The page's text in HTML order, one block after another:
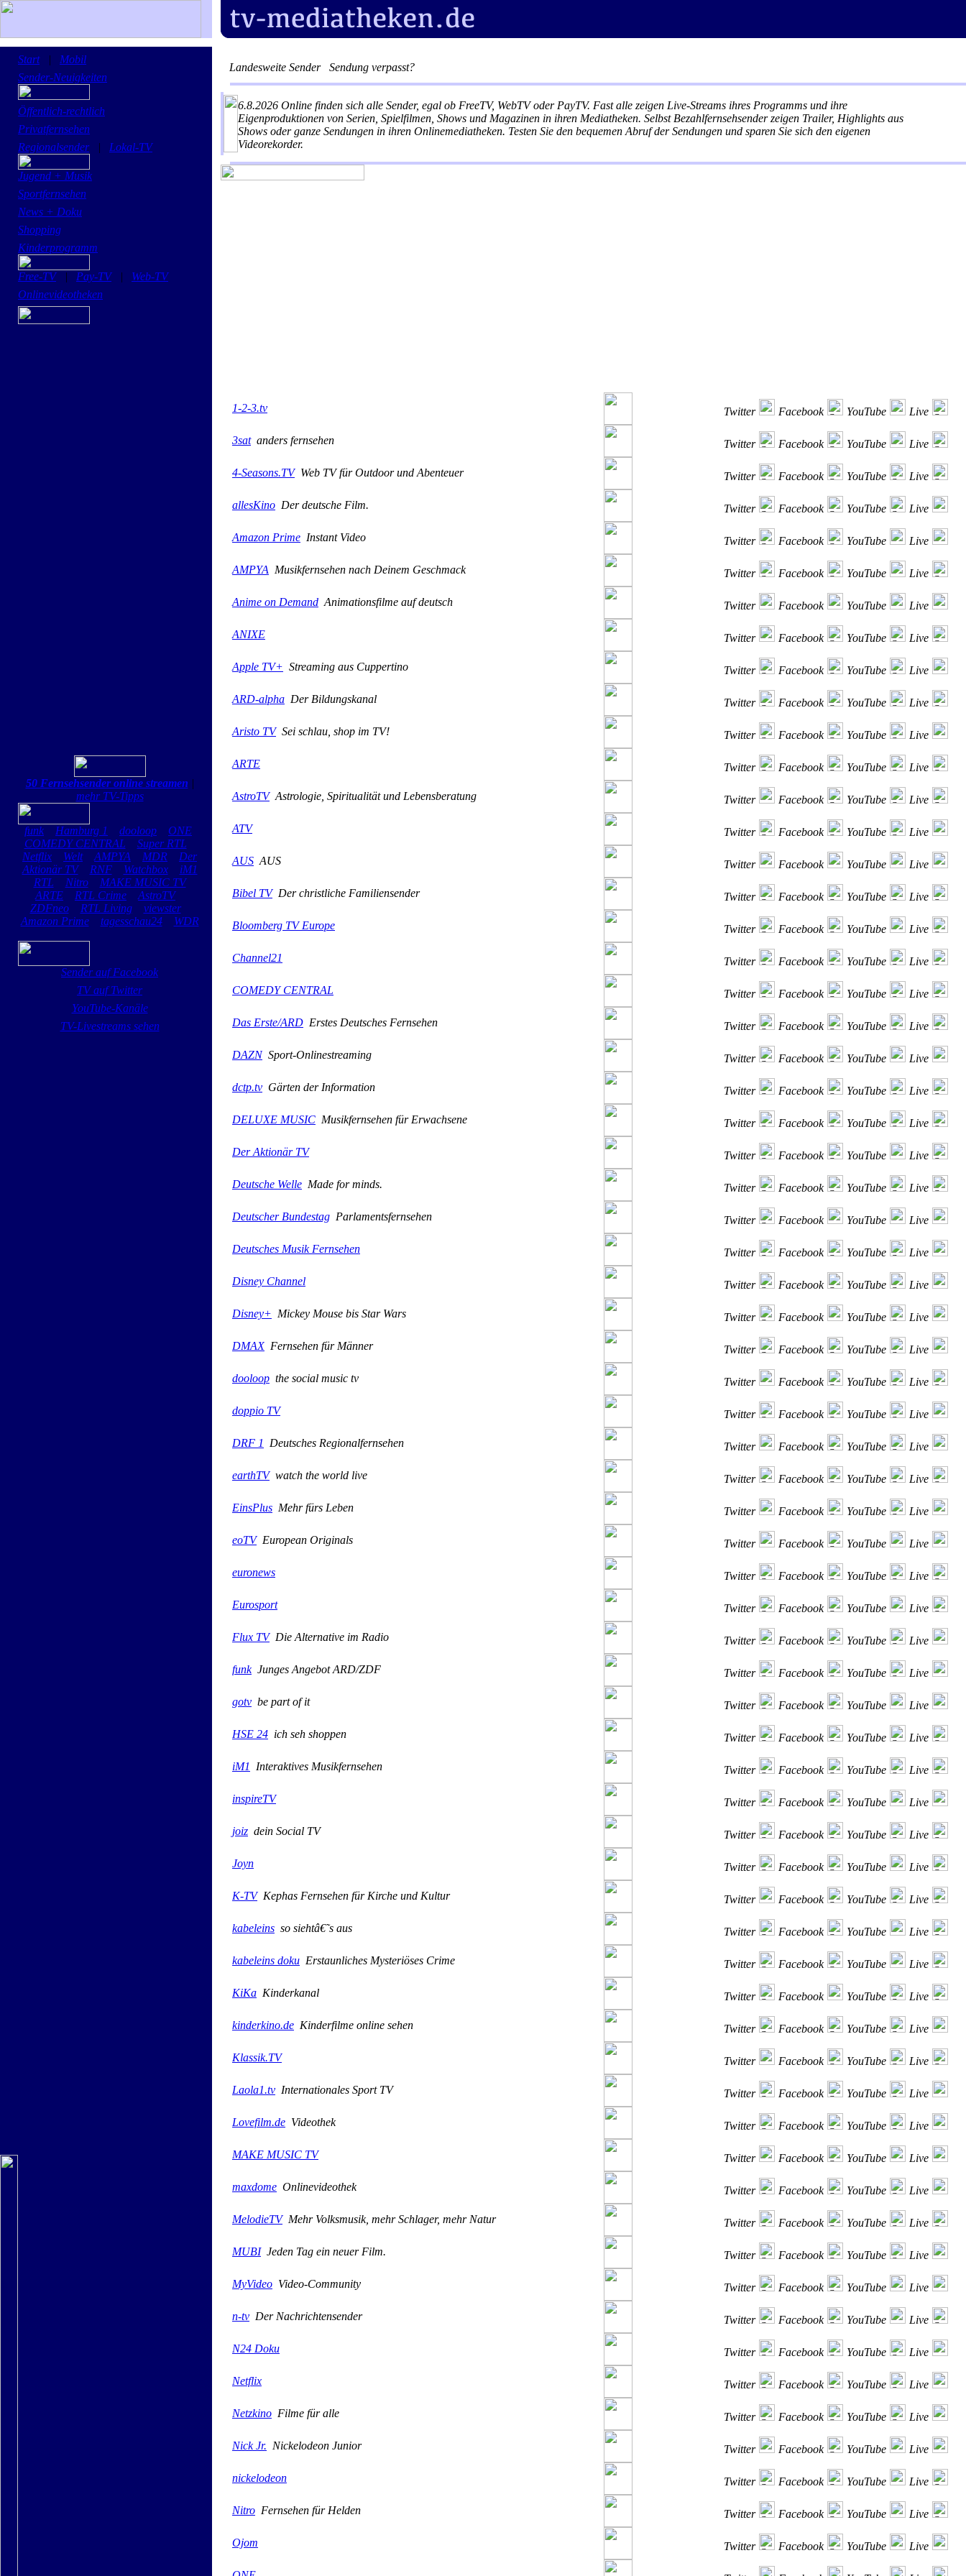
Start| Mobil
Sender-Neuigkeiten
Öffentlich-rechtlich
Privatfernsehen
Regionalsender| Lokal-TV
Jugend + Musik
Sportfernsehen
News + Doku
Shopping
Kinderprogramm
Free-TV| Pay-TV| Web-TV
Onlinevideotheken
50 Fernsehsender online streamen |
mehr TV-Tipps
funk Hamburg 1 dooloop
ONE
COMEDY CENTRAL
Super RTL
Netflix
Welt AMPYA MDR
Der
Aktionär TV
RNF Watchbox
iM1
RTL
Nitro
MAKE MUSIC TV
ARTE
RTL Crime
AstroTV
ZDFneo
RTL Living
viewster
Amazon Prime
tagesschau24 WDR
Sender auf Facebook
TV auf Twitter
YouTube-Kanäle
TV-Livestreams sehen
Landesweite Sender Sendung verpasst?
6.8.2026 Online finden sich alle Sender, egal ob FreeTV, WebTV oder PayTV. Fast alle zeigen Live-Streams ihres Programms und ihre
Eigenproduktionen von Serien, Spielfilmen, Shows und Magazinen in ihren Mediatheken. Selbst Bezahlfernsehsender zeigen Trailer, Highlights aus
Shows oder ganze Sendungen in ihren Onlinemediatheken. Testen Sie den bequemen Abruf der Sendungen und sparen Sie sich den eigenen
Videorekorder.
1-2-3.tv Twitter Facebook YouTube Live
3satanders fernsehen Twitter Facebook YouTube Live
4-Seasons.TVWeb TV für Outdoor und Abenteuer Twitter Facebook YouTube Live
allesKino Der deutsche Film. Twitter Facebook YouTube Live
Amazon Prime Instant Video Twitter Facebook YouTube Live
AMPYA Musikfernsehen nach Deinem Geschmack Twitter Facebook YouTube Live
Anime on Demand Animationsfilme auf deutsch Twitter Facebook YouTube Live
ANIXE Twitter Facebook YouTube Live
Apple TV+ Streaming aus Cuppertino Twitter Facebook YouTube Live
ARD-alpha Der Bildungskanal Twitter Facebook YouTube Live
Aristo TVSei schlau, shop im TV! Twitter Facebook YouTube Live
ARTE Twitter Facebook YouTube Live
AstroTVAstrologie, Spiritualität und Lebensberatung Twitter Facebook YouTube Live
ATV Twitter Facebook YouTube Live
AUS AUS Twitter Facebook YouTube Live
Bibel TVDer christliche Familiensender Twitter Facebook YouTube Live
Bloomberg TV Europe Twitter Facebook YouTube Live
Channel21 Twitter Facebook YouTube Live
COMEDY CENTRAL Twitter Facebook YouTube Live
Das Erste/ARD Erstes Deutsches Fernsehen Twitter Facebook YouTube Live
DAZNSport-Onlinestreaming Twitter Facebook YouTube Live
dctp.tv Gärten der Information Twitter Facebook YouTube Live
DELUXE MUSIC Musikfernsehen für Erwachsene Twitter Facebook YouTube Live
Der Aktionär TV Twitter Facebook YouTube Live
Deutsche Welle Made for minds. Twitter Facebook YouTube Live
Deutscher Bundestag Parlamentsfernsehen Twitter Facebook YouTube Live
Deutsches Musik Fernsehen Twitter Facebook YouTube Live
Disney Channel Twitter Facebook YouTube Live
Disney+ Mickey Mouse bis Star Wars Twitter Facebook YouTube Live
DMAXFernsehen für Männer Twitter Facebook YouTube Live
dooloop the social music tv Twitter Facebook YouTube Live
doppio TV Twitter Facebook YouTube Live
DRF 1 Deutsches Regionalfernsehen Twitter Facebook YouTube Live
earthTVwatch the world live Twitter Facebook YouTube Live
EinsPlus Mehr fürs Leben Twitter Facebook YouTube Live
eoTVEuropean Originals Twitter Facebook YouTube Live
euronews Twitter Facebook YouTube Live
Eurosport Twitter Facebook YouTube Live
Flux TVDie Alternative im Radio Twitter Facebook YouTube Live
funkJunges Angebot ARD/ZDF Twitter Facebook YouTube Live
gotv be part of it Twitter Facebook YouTube Live
HSE 24 ich seh shoppen Twitter Facebook YouTube Live
iM1 Interaktives Musikfernsehen Twitter Facebook YouTube Live
inspireTV Twitter Facebook YouTube Live
joiz dein Social TV Twitter Facebook YouTube Live
Joyn Twitter Facebook YouTube Live
K-TVKephas Fernsehen für Kirche und Kultur Twitter Facebook YouTube Live
kabeleins so siehtâ€˜s aus Twitter Facebook YouTube Live
kabeleins doku Erstaunliches Mysteriöses Crime Twitter Facebook YouTube Live
KiKa Kinderkanal Twitter Facebook YouTube Live
kinderkino.de Kinderfilme online sehen Twitter Facebook YouTube Live
Klassik.TV Twitter Facebook YouTube Live
Laola1.tv Internationales Sport TV Twitter Facebook YouTube Live
Lovefilm.de Videothek Twitter Facebook YouTube Live
MAKE MUSIC TV Twitter Facebook YouTube Live
maxdome Onlinevideothek Twitter Facebook YouTube Live
MelodieTVMehr Volksmusik, mehr Schlager, mehr Natur Twitter Facebook YouTube Live
MUBIJeden Tag ein neuer Film. Twitter Facebook YouTube Live
MyVideo Video-Community Twitter Facebook YouTube Live
n-tv Der Nachrichtensender Twitter Facebook YouTube Live
N24 Doku Twitter Facebook YouTube Live
Netflix Twitter Facebook YouTube Live
Netzkino Filme für alle Twitter Facebook YouTube Live
Nick Jr. Nickelodeon Junior Twitter Facebook YouTube Live
nickelodeon Twitter Facebook YouTube Live
Nitro Fernsehen für Helden Twitter Facebook YouTube Live
Ojom Twitter Facebook YouTube Live